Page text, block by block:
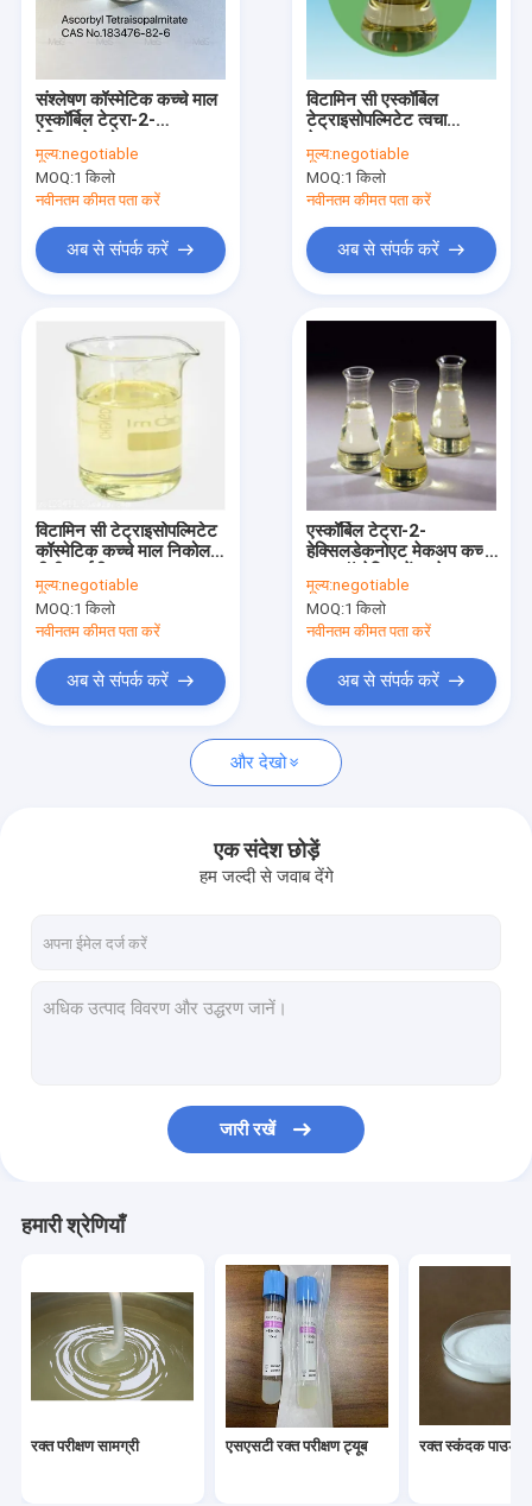
उत्पाद
हमारे बारे में
फैक्टरी यात्रा
हमसे संपर्क करें
एक बोली का अनुरोध
एसएसटी रक्त परीक्षण ट्यूब
उपभोग्य चिकित्सा सामग्री
संश्लेषण कॉस्मेटिक कच्चे माल
एस्कॉर्बिल टेट्रा-2-
मूल्य:negotiable
MOQ:1 किलो
नवीनतम कीमत पता करें
अब से संपर्क करें
विटामिन सी एस्कॉर्बिल
टेट्राइसोपल्मिटेट त्वचा
टेट्राहेक्सिलडेसिल एस्कॉर्बेट
मूल्य:negotiable
MOQ:1 किलो
नवीनतम कीमत पता करें
अब से संपर्क करें
विटामिन सी टेट्राइसोपल्मिटेट
कॉस्मेटिक कच्चे माल निकोल
मूल्य:negotiable
MOQ:1 किलो
नवीनतम कीमत पता करें
अब से संपर्क करें
एस्कॉर्बिल टेट्रा-2-
हेक्सिलडेकनोएट मेकअप कच्चे
किया
मूल्य:negotiable
MOQ:1 किलो
नवीनतम कीमत पता करें
अब से संपर्क करें
और देखो
एक संदेश छोड़ें
हम जल्दी से जवाब देंगे
जारी रखें
हमारी श्रेणियाँ
रक्त परीक्षण सामग्री एसएसटी रक्त परीक्षण ट्यूब रक्त स्कंदक पाउडर